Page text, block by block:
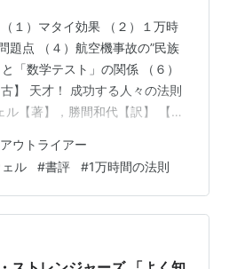
１）マタイ効果 （２）１万時
題点 （４）航空機事故の”民族
「数学テスト」の関係 （６）
】 天才！ 成功する人々の法則
ル【著】，勝間和代【訳】 【中
原題は”OUTLIERS”で、天才と
他から大きく外れた値」「他
般的結論を導けない人・物」と
”天才”というと、”GENIUS”が
以下の本が…
アウトライアー
ル #書評 #1万時間の法則